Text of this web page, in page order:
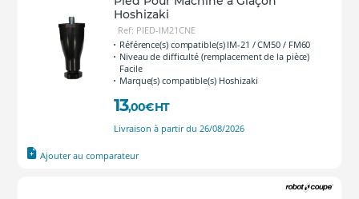
Hoshizaki
Ref: PIED-IM21CNE
Référence(s) compatible(s) IM-21 / CM50 / FM60
Niveau de difficulté (remplacement de la pièce)
Facile
Marque(s) compatible(s) Hoshizaki
13,00€HT
Livraison à partir du 26/08/2026
Ajouter au comparateur